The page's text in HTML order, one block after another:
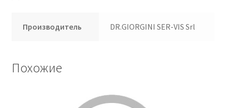
Производитель DR.GIORGINI SER-VIS Srl
Похожие